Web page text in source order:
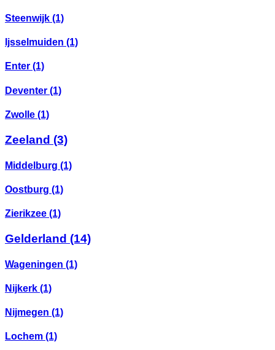
Steenwijk (1)
Ijsselmuiden (1)
Enter (1)
Deventer (1)
Zwolle (1)
Zeeland (3)
Middelburg (1)
Oostburg (1)
Zierikzee (1)
Gelderland (14)
Wageningen (1)
Nijkerk (1)
Nijmegen (1)
Lochem (1)